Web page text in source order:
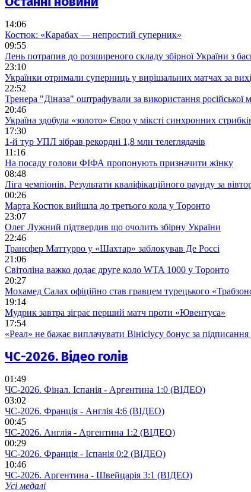
14:06
Костюк: «Карабах — непростий суперник»
09:55
Лень потрапив до розширеного складу збірної України з
23:10
Українки отримали суперниць у вирішальних матчах за
22:52
Тренера "Діназа" оштрафували за використання російської
20:46
Україна здобула «золото» Євро у міксті синхронних
17:30
1-й тур УПЛ зібрав рекордні 1,8 млн телеглядачів
11:16
На посаду голови ФІФА пропонують призначити жінку
08:48
Ліга чемпіонів. Результати кваліфікаційного раунду за
00:26
Марта Костюк вийшла до третього кола у Торонто
23:07
Олег Лужний підтвердив що очолить збірну України
22:46
Трансфер Маттурро у «Шахтар» заблокував Де Россі
21:06
Світоліна важко додає друге коло WTA 1000 у Торонто
20:27
Мохамед Салах офіційно став гравцем турецького
19:14
Мудрик завтра зіграє перший матч проти «Ювентуса»
17:54
«Реал» не бажає виплачувати Вінісіусу бонус за
ЧС-2026. Відео голів
01:49
ЧС-2026. Фінал. Іспанія - Аргентина 1:0 (ВІДЕО)
03:02
ЧС-2026. Франція - Англія 4:6 (ВІДЕО)
00:45
ЧС-2026. Англія - Аргентина 1:2 (ВІДЕО)
00:29
ЧС-2026. Франція - Іспанія 0:2 (ВІДЕО)
10:46
ЧС-2026. Аргентина - Швейцарія 3:1 (ВІДЕО)
Усі медалі